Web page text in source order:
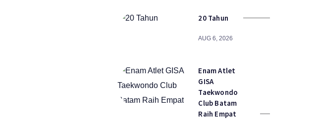
20 Tahun
AUG 6, 2026
Enam Atlet
GISA
Taekwondo
Club Batam
Raih Empat